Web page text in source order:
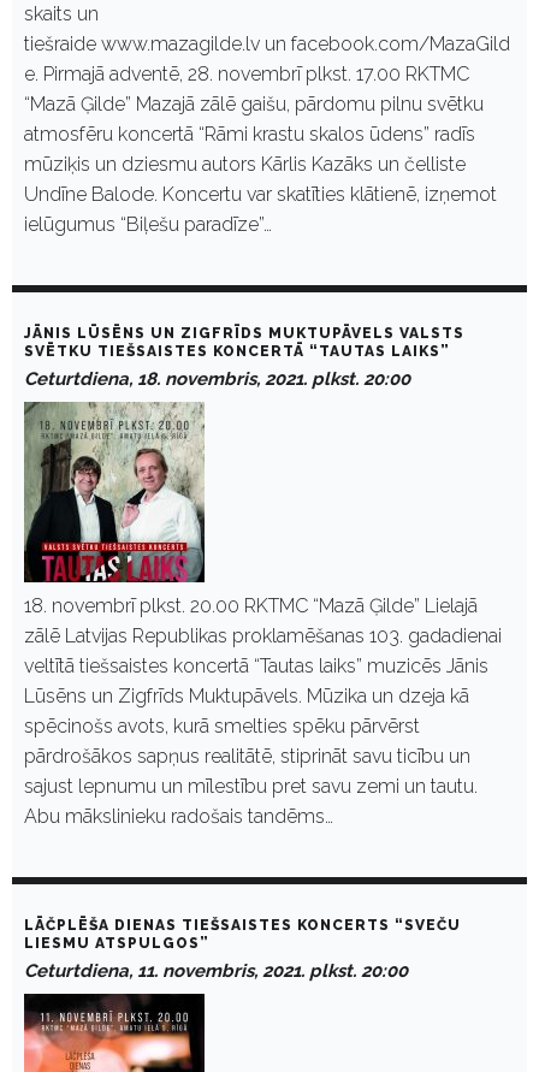
skaits un
tiešraide www.mazagilde.lv un facebook.com/MazaGild
e. Pirmajā adventē, 28. novembrī plkst. 17.00 RKTMC
“Mazā Ģilde” Mazajā zālē gaišu, pārdomu pilnu svētku
atmosfēru koncertā “Rāmi krastu skalos ūdens” radīs
mūziķis un dziesmu autors Kārlis Kazāks un čelliste
Undīne Balode. Koncertu var skatīties klātienē, izņemot
ielūgumus “Biļešu paradīze”…
JĀNIS LŪSĒNS UN ZIGFRĪDS MUKTUPĀVELS VALSTS
SVĒTKU TIEŠSAISTES KONCERTĀ “TAUTAS LAIKS”
Ceturtdiena, 18. novembris, 2021. plkst. 20:00
18. novembrī plkst. 20.00 RKTMC “Mazā Ģilde” Lielajā
zālē Latvijas Republikas proklamēšanas 103. gadadienai
veltītā tiešsaistes koncertā “Tautas laiks” muzicēs Jānis
Lūsēns un Zigfrīds Muktupāvels. Mūzika un dzeja kā
spēcinošs avots, kurā smelties spēku pārvērst
pārdrošākos sapņus realitātē, stiprināt savu ticību un
sajust lepnumu un mīlestību pret savu zemi un tautu.
Abu mākslinieku radošais tandēms…
LĀČPLĒŠA DIENAS TIEŠSAISTES KONCERTS “SVEČU
LIESMU ATSPULGOS”
Ceturtdiena, 11. novembris, 2021. plkst. 20:00